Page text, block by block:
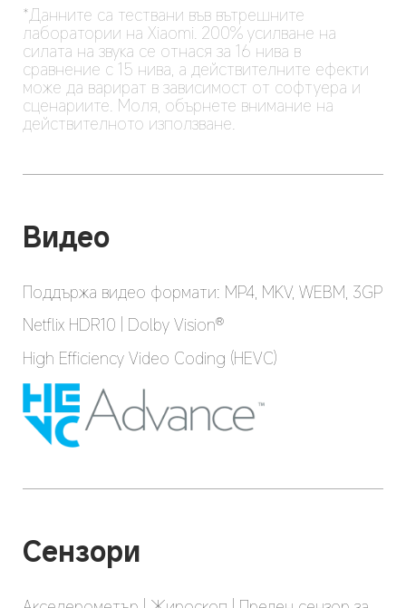
*Данните са тествани във вътрешните
лаборатории на Xiaomi. 200% усилване на
силата на звука се отнася за 16 нива в
сравнение с 15 нива, а действителните ефекти
може да варират в зависимост от софтуера и
сценариите. Моля, обърнете внимание на
действителното използване.
Видео
Поддържа видео формати: MP4, MKV, WEBM, 3GP
Netflix HDR10 | Dolby Vision®
High Efficiency Video Coding (HEVC)
Сензори